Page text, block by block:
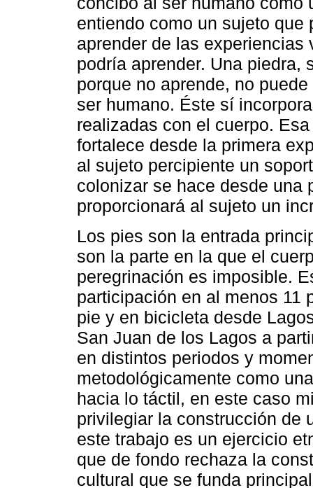
entiendo como un sujeto que
aprender de las
podría aprender. Una piedra,
porque no aprende, no
ser humano. Éste sí
realizadas con el cuerpo.
fortalece desde la primera
al sujeto percipiente un
colonizar se hace desde una
proporcionará al sujeto un
Los pies son la entrada
son la parte en la que el
peregrinación es imposible.
participación en al menos 11
pie y en bicicleta desde
San Juan de los Lagos a
en distintos periodos y
metodológicamente como
hacia lo táctil, en este caso
privilegiar la construcción de
este trabajo es un ejercicio
que de fondo rechaza la
cultural que se funda